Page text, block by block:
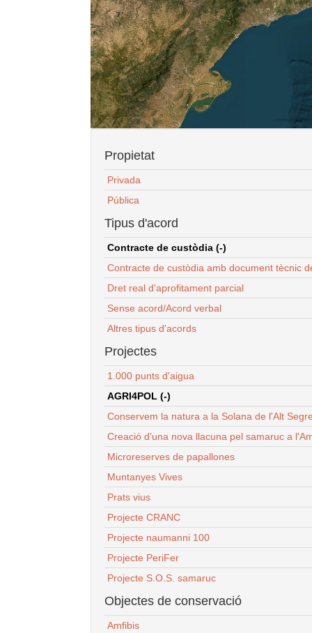
Propietat
Privada
Pública
Tipus d'acord
Contracte de custòdia (-)
Contracte de custòdia amb document tècnic
Dret real d'aprofitament parcial
Sense acord/Acord verbal
Altres tipus d'acords
Projectes
1.000 punts d'aigua
AGRI4POL (-)
Conservem la natura a la Solana de l'Alt
Creació d'una nova llacuna pel samaruc a
Microreserves de papallones
Muntanyes Vives
Prats vius
Projecte CRANC
Projecte naumanni 100
Projecte PeriFer
Projecte S.O.S. samaruc
Objectes de conservació
Amfibis